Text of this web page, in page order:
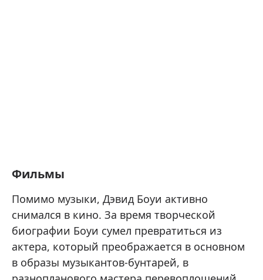
Фильмы
Помимо музыки, Дэвид Боуи активно
снимался в кино. За время творческой
биографии Боуи сумел превратиться из
актера, который преображается в основном
в образы музыкантов-бунтарей, в